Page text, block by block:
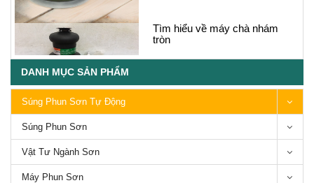
Súng phun sơn ô tô loại nào tốt,
Giá cả súng phun sơn ô tô
DANH MỤC SẢN PHẨM
Súng Phun Sơn Tự Động
Súng Phun Sơn
Vật Tư Ngành Sơn
Máy Phun Sơn